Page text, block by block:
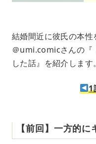
結婚間近に彼氏の本
＠umi.comicさんの『
した話』を紹介します。
1
【前回】一方的